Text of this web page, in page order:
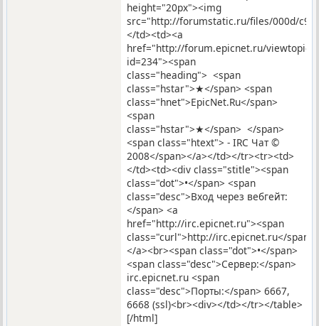
height="20px"><img
src="http://forumstatic.ru/files/000d/c9/
</td><td><a
href="http://forum.epicnet.ru/
id=234"><span
class="heading"> <span
class="hstar">★</span> <span
class="hnet">EpicNet.Ru</span>
<span
class="hstar">★</span> </span>
<span class="htext"> - IRC Чат ©
2008</span></a></td></tr><tr><td>
</td><td><div class="stitle"><span
class="dot">•</span> <span
class="desc">Вход через вебгейт:
</span> <a
href="http://irc.epicnet.ru"><span
class="curl">http://irc.epicnet.ru</span>
</a><br><span class="dot">•</span>
<span class="desc">Сервер:</span>
irc.epicnet.ru <span
class="desc">Порты:</span> 6667,
6668 (ssl)<br><div></td></tr></table>
[/html]